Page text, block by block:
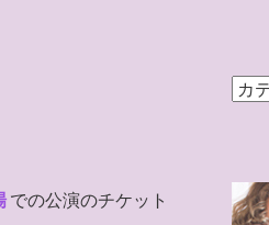
での公演のチケット
カ
ー